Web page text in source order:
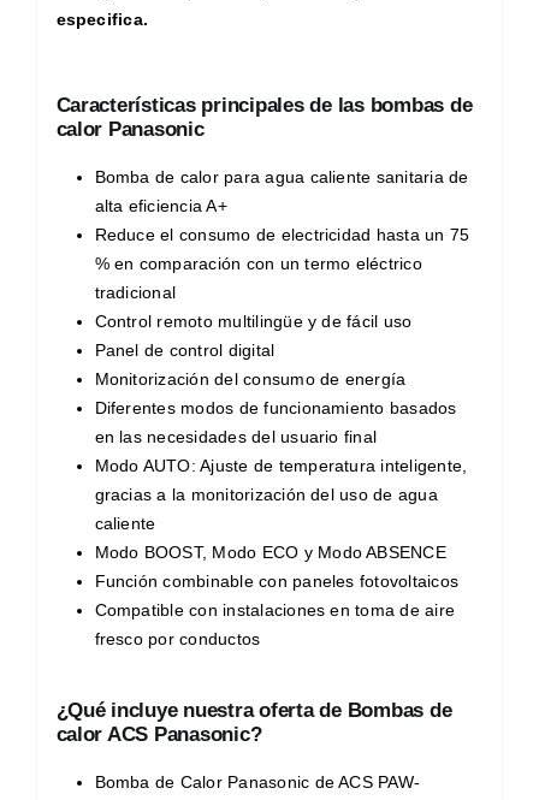
especifica.
Características principales de las bombas de
calor Panasonic
Bomba de calor para agua caliente sanitaria de
alta eficiencia A+
Reduce el consumo de electricidad hasta un 75
% en comparación con un termo eléctrico
tradicional
Control remoto multilingüe y de fácil uso
Panel de control digital
Monitorización del consumo de energía
Diferentes modos de funcionamiento basados
en las necesidades del usuario final
Modo AUTO: Ajuste de temperatura inteligente,
gracias a la monitorización del uso de agua
caliente
Modo BOOST, Modo ECO y Modo ABSENCE
Función combinable con paneles fotovoltaicos
Compatible con instalaciones en toma de aire
fresco por conductos
¿Qué incluye nuestra oferta de Bombas de
calor ACS Panasonic?
Bomba de Calor Panasonic de ACS PAW-